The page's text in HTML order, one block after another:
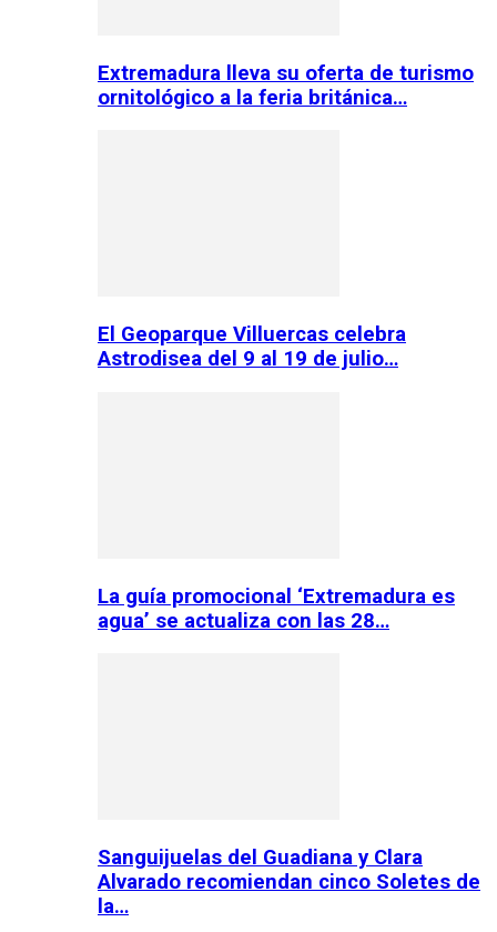
Extremadura lleva su oferta de turismo
ornitológico a la feria británica…
El Geoparque Villuercas celebra
Astrodisea del 9 al 19 de julio…
La guía promocional ‘Extremadura es
agua’ se actualiza con las 28…
Sanguijuelas del Guadiana y Clara
Alvarado recomiendan cinco Soletes de
la…